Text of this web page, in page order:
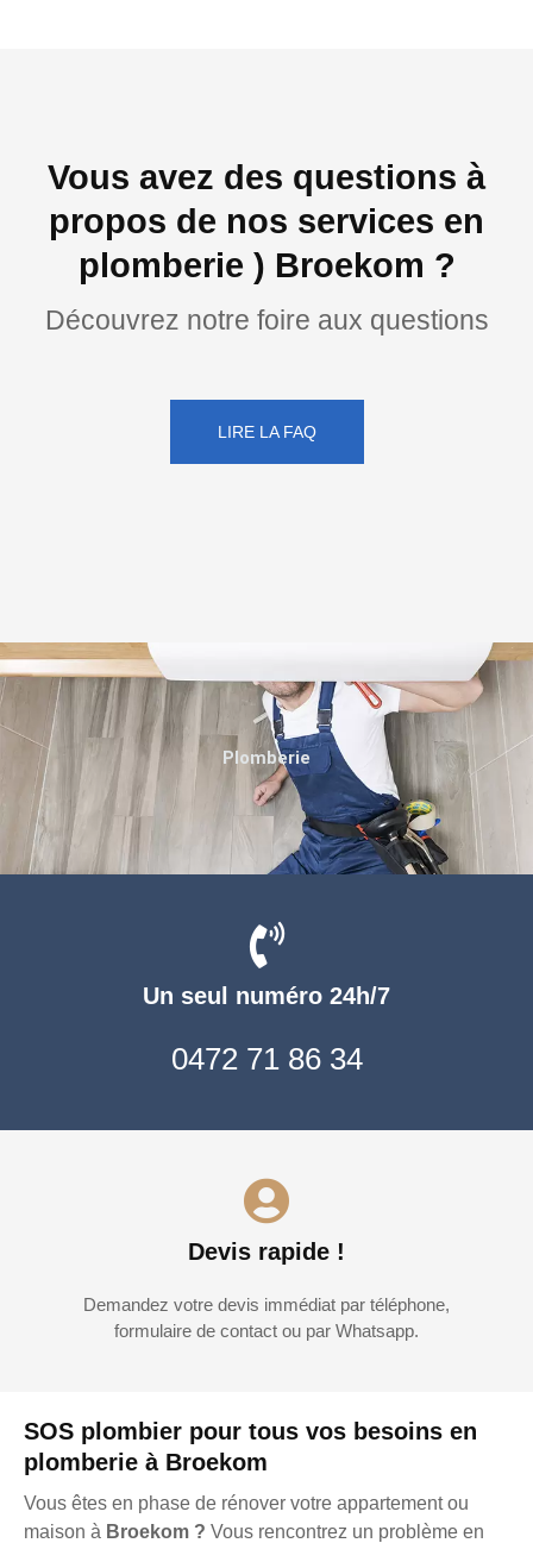
Vous avez des questions à
propos de nos services en
plomberie ) Broekom ?
Découvrez notre foire aux questions
LIRE LA FAQ
SOS plombier pour tous vos besoins en
plomberie à Broekom
Vous êtes en phase de rénover votre appartement ou
maison à Broekom ? Vous rencontrez un problème en
Un seul numéro 24h/7
0472 71 86 34
Devis rapide !
Demandez votre devis immédiat par téléphone,
formulaire de contact ou par Whatsapp.
Plomberie